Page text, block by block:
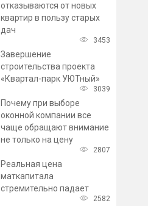
Курортная недвижимость в
Петербурге за год
подорожала на 20%
отказываются от новых
квартир в пользу старых
дач
3453
Завершение
строительства проекта
«Квартал-парк УЮТный»
3039
Почему при выборе
оконной компании все
чаще обращают внимание
не только на цену
2807
Реальная цена
маткапитала
стремительно падает
2582